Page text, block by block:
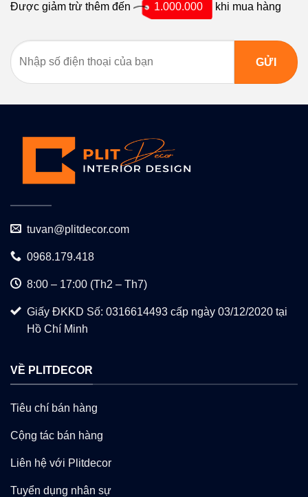
Được giảm trừ thêm đến 1.000.000 khi mua hàng
tuvan@plitdecor.com
0968.179.418
8:00 – 17:00 (Th2 – Th7)
Giấy ĐKKD Số: 0316614493 cấp ngày 03/12/2020 tại
Hồ Chí Minh
VỀ PLITDECOR
Tiêu chí bán hàng
Cộng tác bán hàng
Liên hệ với Plitdecor
Tuyển dụng nhân sự